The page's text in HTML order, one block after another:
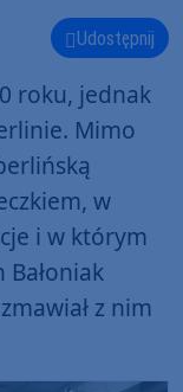
Udostępnij
roku, jednak
Mimo
w
i w którym
Bałoniak
z nim